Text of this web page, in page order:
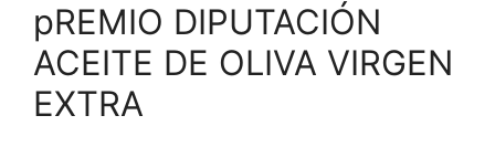
pREMIO DIPUTACIÓN
ACEITE DE OLIVA VIRGEN
EXTRA